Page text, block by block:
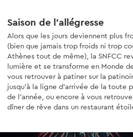
Saison de l'allégresse
Alors que les jours deviennent plus
(bien que jamais trop froids ni trop
Athènes tout de même), la SNFCC
lumière et se transforme en Monde
vous retrouver à patiner sur la
jusqu'à la ligne d'arrivée de la toute
de l'année, ou encore à vous
dîner de rêve dans un restaurant